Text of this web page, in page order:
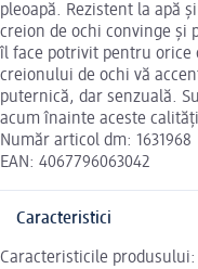
pleoapă. Rezistent la apă
creion de ochi convinge și
îl face potrivit pentru orice
creionului de ochi vă
puternică, dar senzuală.
acum înainte aceste
Număr articol dm: 1631968
EAN: 4067796063042
Caracteristici
Caracteristicile produsului: